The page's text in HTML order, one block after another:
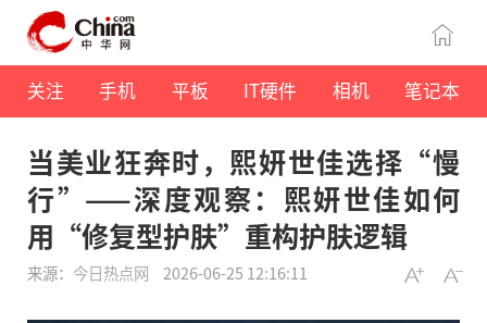
关注 手机 平板 IT硬件 相机 笔记本
当美业狂奔时，熙妍世佳选择“慢
行”——深度观察：熙妍世佳如何
用“修复型护肤”重构护肤逻辑
来源： 今日热点网 2026-06-25 12:16:11